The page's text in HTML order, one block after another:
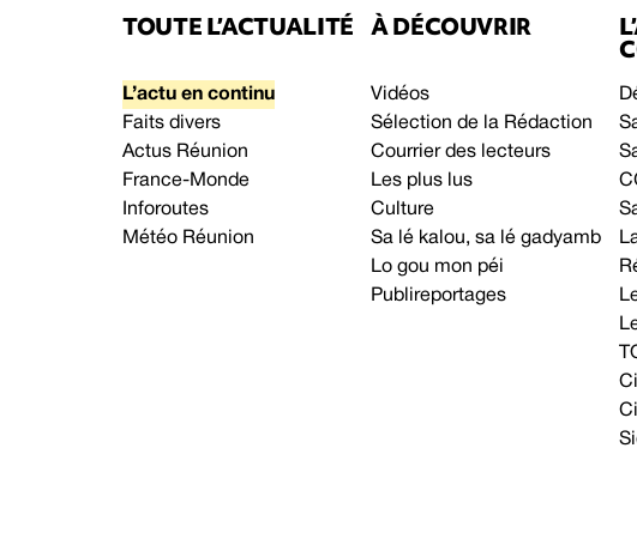
TOUTE L’ACTUALITÉ
L’actu en continu
Faits divers
Actus Réunion
France-Monde
Inforoutes
Météo Réunion
À DÉCOUVRIR
Vidéos
Sélection de la Rédaction
Courrier des lecteurs
Les plus lus
Culture
Sa lé kalou, sa lé gadyamb
Lo gou mon péi
Publireportages